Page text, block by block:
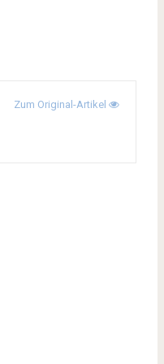
Zum Original-Artikel